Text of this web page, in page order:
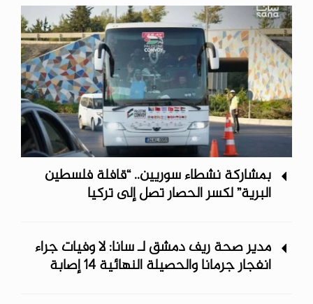
بمشاركة نشطاء سوريين.. “قافلة فلسطين
البرية” لكسر الحصار تصل إلى تركيا
مدير صحة ريف دمشق لـ سانا: لا وفيات جراء
انفجار جرمانا والحصيلة النهائية 14 إصابة